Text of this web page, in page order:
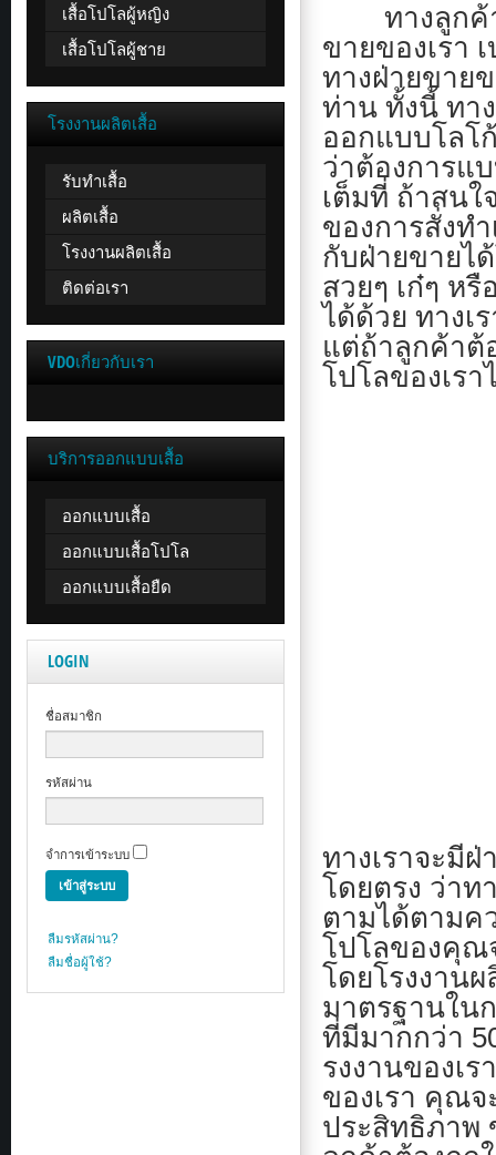
ทางลูกค้าที่
ขายของเรา
ทางฝ่ายขาย
ท่าน ทั้งนี้ ทา
ออกแบบโลโ
ว่าต้องการแ
เต็มที่ ถ้าสน
ของการสั่งท
กับฝ่ายขายไ
สวยๆ เก๋ๆ ห
ได้ด้วย ทางเ
แต่ถ้าลูกค้าต้
โปโลของเรา
ทางเราจะมี
โดยตรง ว่าท
ตามได้ตามค
โปโลของคุณ
โดยโรงงาน
มาตรฐานใน
ที่มีมากกว่า
รงงานของเ
ของเรา คุณ
ประสิทธิภาพ
เสื้อโปโลผู้หญิง
เสื้อโปโลผู้ชาย
โรงงานผลิตเสื้อ
รับทำเสื้อ
ผลิตเสื้อ
โรงงานผลิตเสื้อ
ติดต่อเรา
VDOเกี่ยวกับเรา
บริการออกแบบเสื้อ
ออกแบบเสื้อ
ออกแบบเสื้อโปโล
ออกแบบเสื้อยืด
LOGIN
ชื่อสมาชิก
รหัสผ่าน
จำการเข้าระบบ
ลืมรหัสผ่าน?
ลืมชื่อผู้ใช้?